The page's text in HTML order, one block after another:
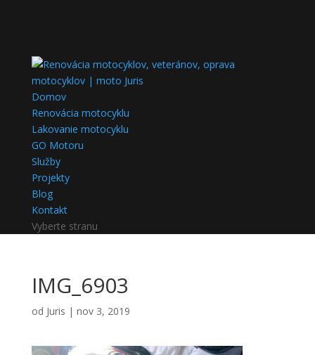
Domov
Renovácia motocyklu
Lakovanie motocyklu
GO Motoru
Služby
Projekty
Blog
Kontakt
Vyberte stranu
IMG_6903
od Juris | nov 3, 2019